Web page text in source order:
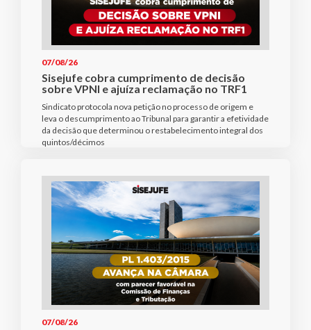
07/08/26
Sisejufe cobra cumprimento de decisão
sobre VPNI e ajuíza reclamação no TRF1
Sindicato protocola nova petição no processo de origem e
leva o descumprimento ao Tribunal para garantir a efetividade
da decisão que determinou o restabelecimento integral dos
quintos/décimos
07/08/26